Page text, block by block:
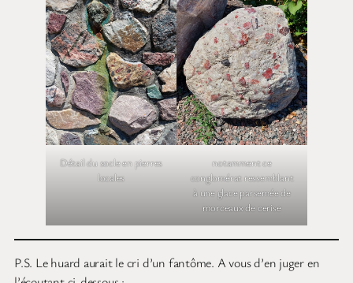
Détail du socle en pierres
locales
notamment ce
conglomérat ressemblant
à une glace parsemée de
morceaux de cerise
P.S. Le huard aurait le cri d’un fantôme. A vous d’en juger en